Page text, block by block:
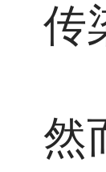
传
然